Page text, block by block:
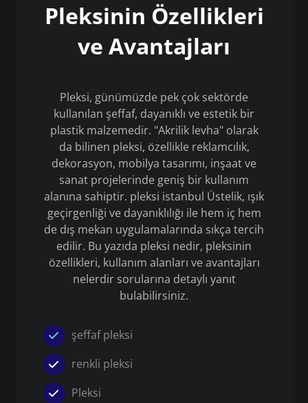
Pleksinin Özellikleri
ve Avantajları
Pleksi, günümüzde pek çok sektörde
kullanılan şeffaf, dayanıklı ve estetik bir
plastik malzemedir. "Akrilik levha" olarak
da bilinen pleksi, özellikle reklamcılık,
dekorasyon, mobilya tasarımı, inşaat ve
sanat projelerinde geniş bir kullanım
alanına sahiptir. pleksi istanbul Üstelik, ışık
geçirgenliği ve dayanıklılığı ile hem iç hem
de dış mekan uygulamalarında sıkça tercih
edilir. Bu yazıda pleksi nedir, pleksinin
özellikleri, kullanım alanları ve avantajları
nelerdir sorularına detaylı yanıt
bulabilirsiniz.
şeffaf pleksi
renkli pleksi
Pleksi